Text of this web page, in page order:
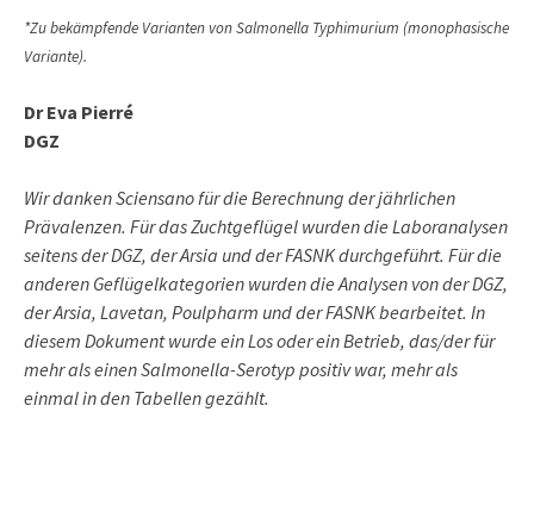
*Zu bekämpfende Varianten von Salmonella Typhimurium (monophasische
Variante).
Dr Eva Pierré
DGZ
Wir danken Sciensano für die Berechnung der jährlichen
Prävalenzen. Für das Zuchtgeflügel wurden die Laboranalysen
seitens der DGZ, der Arsia und der FASNK durchgeführt. Für die
anderen Geflügelkategorien wurden die Analysen von der DGZ,
der Arsia, Lavetan, Poulpharm und der FASNK bearbeitet. In
diesem Dokument wurde ein Los oder ein Betrieb, das/der für
mehr als einen Salmonella-Serotyp positiv war, mehr als
einmal in den Tabellen gezählt.